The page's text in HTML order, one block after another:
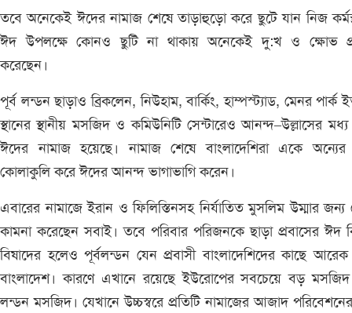
তবে অনেকেই ঈদের নামাজ শেষে তাড়াহুড়ো করে ছুটে যান নিজ
ঈদ উপলক্ষে কোনও ছুটি না থাকায় অনেকেই দু:খ ও ক্ষোভ
করেছেন।
পূর্ব লন্ডন ছাড়াও ব্রিকলেন, নিউহাম, বার্কিং, হাম্পস্ট্যাড, মেনর পার্ক
স্থানের স্থানীয় মসজিদ ও কমিউনিটি সেন্টারেও আনন্দ–উল্লাসের মধ্য
ঈদের নামাজ হয়েছে। নামাজ শেষে বাংলাদেশিরা একে অন্যের
কোলাকুলি করে ঈদের আনন্দ ভাগাভাগি করেন।
এবারের নামাজে ইরান ও ফিলিস্তিনসহ নির্যাতিত মুসলিম উম্মার জন্য
কামনা করেছেন সবাই। তবে পরিবার পরিজনকে ছাড়া প্রবাসের ঈদ
বিষাদের হলেও পূর্বলন্ডন যেন প্রবাসী বাংলাদেশিদের কাছে
বাংলাদেশ। কারণে এখানে রয়েছে ইউরোপের সবচেয়ে বড়
লন্ডন মসজিদ। যেখানে উচ্চস্বরে প্রতিটি নামাজের আজাদ